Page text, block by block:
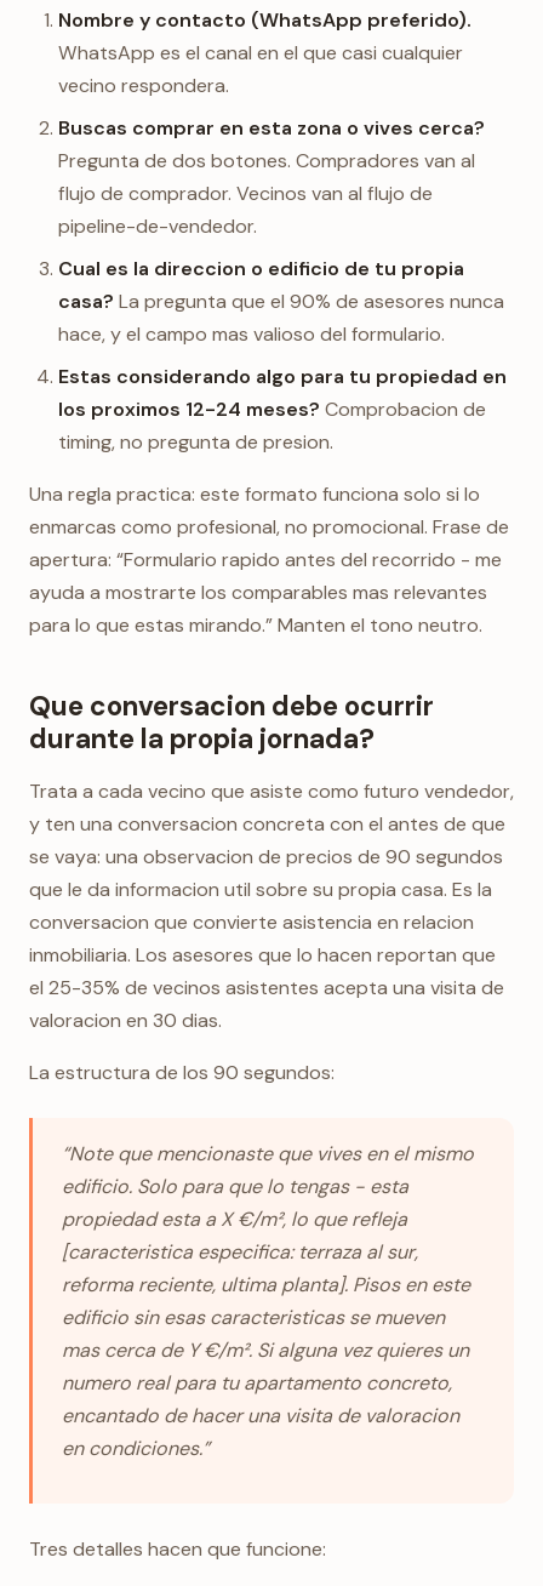
Nombre y contacto (WhatsApp preferido).
WhatsApp es el canal en el que casi cualquier
vecino respondera.
Buscas comprar en esta zona o vives cerca?
Pregunta de dos botones. Compradores van al
flujo de comprador. Vecinos van al flujo de
pipeline-de-vendedor.
Cual es la direccion o edificio de tu propia
casa? La pregunta que el 90% de asesores nunca
hace, y el campo mas valioso del formulario.
Estas considerando algo para tu propiedad en
los proximos 12-24 meses? Comprobacion de
timing, no pregunta de presion.
Una regla practica: este formato funciona solo si lo
enmarcas como profesional, no promocional. Frase de
apertura: “Formulario rapido antes del recorrido - me
ayuda a mostrarte los comparables mas relevantes
para lo que estas mirando.” Manten el tono neutro.
Que conversacion debe ocurrir
durante la propia jornada?
Trata a cada vecino que asiste como futuro vendedor,
y ten una conversacion concreta con el antes de que
se vaya: una observacion de precios de 90 segundos
que le da informacion util sobre su propia casa. Es la
conversacion que convierte asistencia en relacion
inmobiliaria. Los asesores que lo hacen reportan que
el 25-35% de vecinos asistentes acepta una visita de
valoracion en 30 dias.
La estructura de los 90 segundos:
“Note que mencionaste que vives en el mismo
edificio. Solo para que lo tengas - esta
propiedad esta a X €/m², lo que refleja
[caracteristica especifica: terraza al sur,
reforma reciente, ultima planta]. Pisos en este
edificio sin esas caracteristicas se mueven
mas cerca de Y €/m². Si alguna vez quieres un
numero real para tu apartamento concreto,
encantado de hacer una visita de valoracion
en condiciones.”
Tres detalles hacen que funcione: